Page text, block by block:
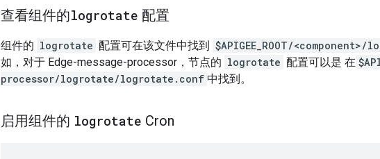
查看组件的logrotate 配置
组件的 logrotate 配置可在该文件中找到 $APIGEE_ROOT/
如，对于 Edge-message-processor，节点的 logrotate 配置可以是 在
processor/logrotate/logrotate.conf 中找到。
启用组件的 logrotate Cron